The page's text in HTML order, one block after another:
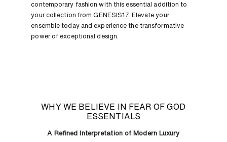
contemporary fashion with this essential addition to
your collection from GENESIS17. Elevate your
ensemble today and experience the transformative
power of exceptional design.
WHY WE BELIEVE IN FEAR OF GOD
ESSENTIALS
A Refined Interpretation of Modern Luxury